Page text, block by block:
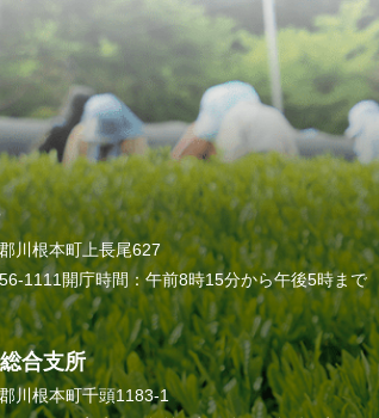
川根本町上長尾627
1111開庁時間：午前8時15分から午後5時まで
合支所
川根本町千頭1183-1